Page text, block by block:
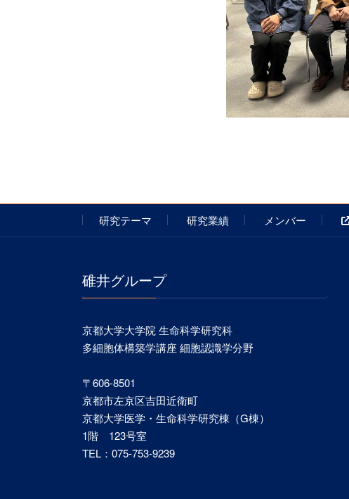
研究テーマ 研究業績 メンバー
碓井グループ
京都大学大学院 生命科学研究科
多細胞体構築学講座 細胞認識学分野
〒606-8501
京都市左京区吉田近衛町
京都大学医学・生命科学研究棟（G棟）
1階 123号室
TEL：075-753-9239